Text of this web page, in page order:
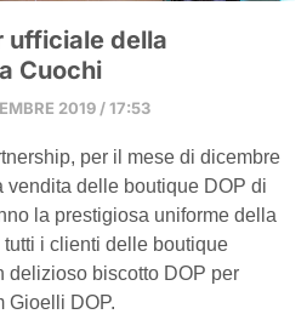
ufficiale della
Cuochi
2019 17:53
per il mese di dicembre
vendita delle boutique DOP di
la prestigiosa uniforme della
i clienti delle boutique
delizioso biscotto DOP per
Gioelli DOP.